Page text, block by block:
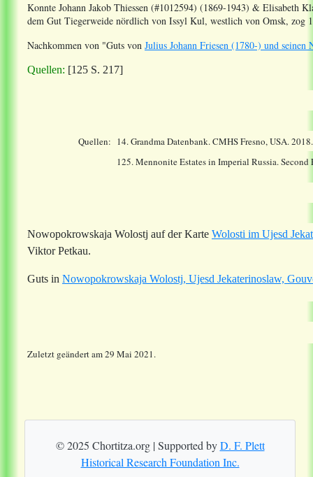
Konnte Johann Jakob Thiessen (#1012594) (1869-1943) & Elisabeth
dem Gut Tiegerweide nördlich von Issyl Kul, westlich von Omsk, zog
Nachkommen von "Guts von Julius Johann Friesen (1780-) und seinen
Quellen: [125 S. 217]
Quellen: 14.Grandma Datenbank. CMHS Fresno, USA.
125. Mennonite Estates in Imperial Russia.
Nowopokrowskaja Wolostj auf der Karte Wolosti im Ujesd
Viktor Petkau.
Guts in Nowopokrowskaja Wolostj, Ujesd Jekaterinoslaw,
Zuletzt geändert am 29 Mai 2021.
© 2025 Chortitza.org | Supported byD. F. Plett
Historical Research Foundation Inc.